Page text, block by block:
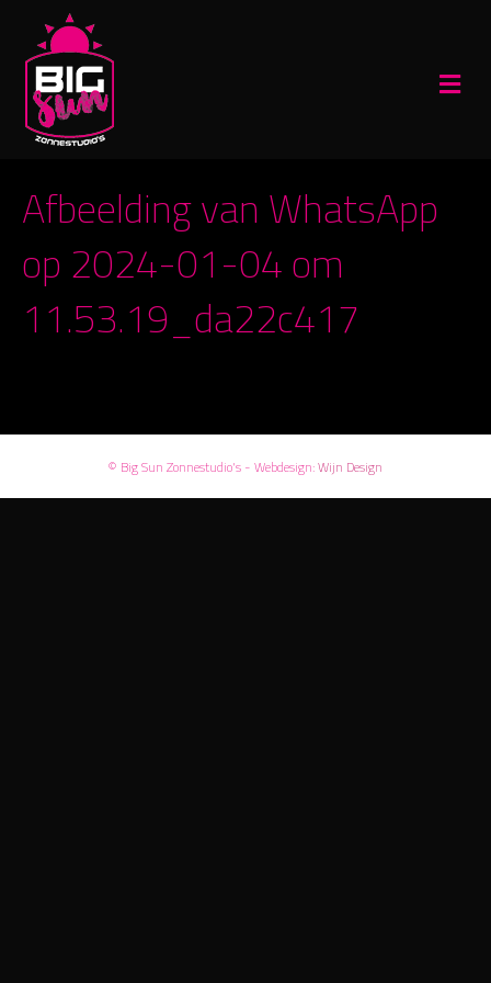
M
e
Afbeelding van WhatsApp
op 2024-01-04 om
11.53.19_da22c417
© Big Sun Zonnestudio's - Webdesign:Wijn Design